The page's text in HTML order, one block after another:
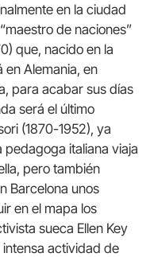
en la ciudad
de naciones”
que, nacido en la
Alemania, en
para acabar sus días
será el último
(1870-1952), ya
italiana viaja
pero también
Barcelona unos
en el mapa los
sueca Ellen Key
actividad de